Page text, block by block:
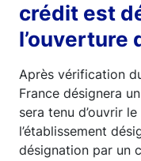
crédit est
l’ouverture
Après vérification
France désignera
sera tenu d’ouvrir
l’établissement
désignation par un